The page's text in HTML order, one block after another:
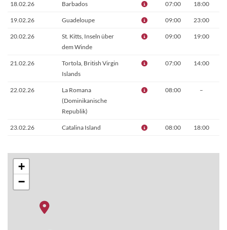
18.02.26 Barbados 07:00 18:00
19.02.26 Guadeloupe 09:00 23:00
20.02.26
St. Kitts, Inseln über
dem Winde
09:00 19:00
21.02.26
Tortola, British Virgin
Islands
07:00 14:00
22.02.26
La Romana
(Dominikanische
Republik)
08:00 –
23.02.26 Catalina Island 08:00 18:00
25.02.26
+
−